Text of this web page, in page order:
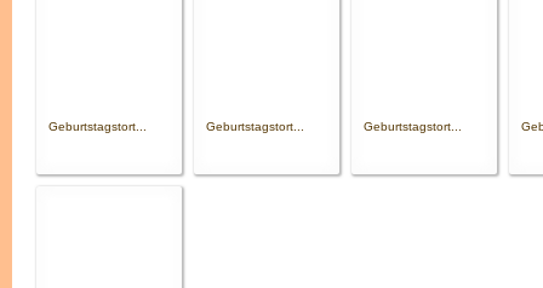
Geburtstagstort... Geburtstagstort... Geburtstagstort...